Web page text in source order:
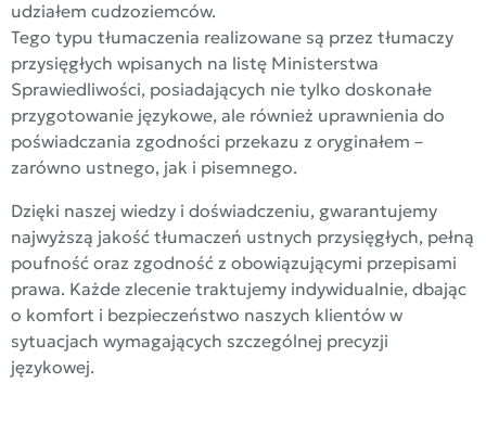
udziałem cudzoziemców.
Tego typu tłumaczenia realizowane są przez tłumaczy
przysięgłych wpisanych na listę Ministerstwa
Sprawiedliwości, posiadających nie tylko doskonałe
przygotowanie językowe, ale również uprawnienia do
poświadczania zgodności przekazu z oryginałem –
zarówno ustnego, jak i pisemnego.
Dzięki naszej wiedzy i doświadczeniu, gwarantujemy
najwyższą jakość tłumaczeń ustnych przysięgłych, pełną
poufność oraz zgodność z obowiązującymi przepisami
prawa. Każde zlecenie traktujemy indywidualnie, dbając
o komfort i bezpieczeństwo naszych klientów w
sytuacjach wymagających szczególnej precyzji
językowej.